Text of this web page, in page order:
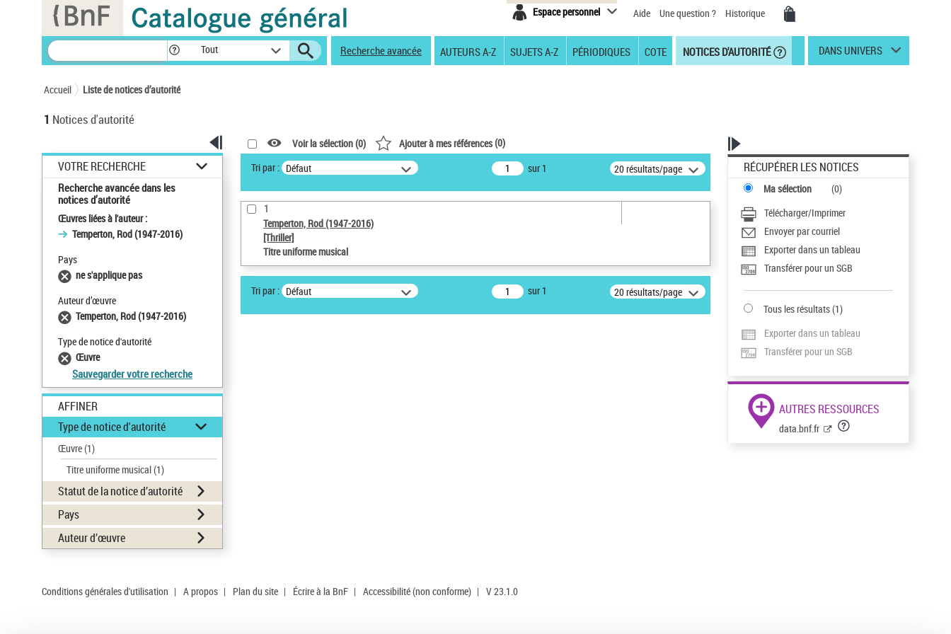
Espace personnel Aide Une question ? Historique
Tout Recherche avancée AUTEURS A-Z SUJETS A-Z PÉRIODIQUES COTE NOTICES D'AUTORITÉ DANS UNIVERS
Accueil Liste de notices d’autorité
1 Notices d'autorité
VOTRE RECHERCHE
Recherche avancée dans les
notices d’autorité
Œuvres liées à l'auteur :
Temperton, Rod (1947-2016)
Pays
ne s'applique pas
Auteur d’œuvre
Temperton, Rod (1947-2016)
Type de notice d'autorité
Œuvre
Sauvegarder votre recherche
AFFINER
Type de notice d'autorité
Œuvre(1)
Titre uniforme musical(1)
Statut de la notice d’autorité
Pays
Auteur d’œuvre
Voir la sélection (0) Ajouter à mes références(0)
Tri par : Défaut sur 1 20 résultats/page
1
Temperton, Rod (1947-2016)
[Thriller]
Titre uniforme musical
Tri par : Défaut sur 1 20 résultats/page
RÉCUPÉRER LES NOTICES
Ma sélection (0)
Télécharger/Imprimer
Envoyer par courriel
Exporter dans un tableau
Transférer pour un SGB
Tous les résultats(1)
Exporter dans un tableau
Transférer pour un SGB
AUTRES RESSOURCES
data.bnf.fr
Conditions générales d'utilisation | A propos | Plan du site | Écrire à la BnF | Accessibilité (non conforme) | V 23.1.0
Panneau de gestion des cookies